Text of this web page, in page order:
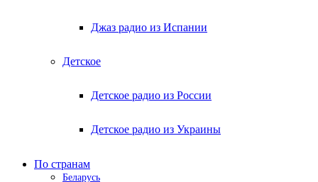
Джаз радио из Испании
Детское
Детское радио из России
Детское радио из Украины
По странам
Беларусь